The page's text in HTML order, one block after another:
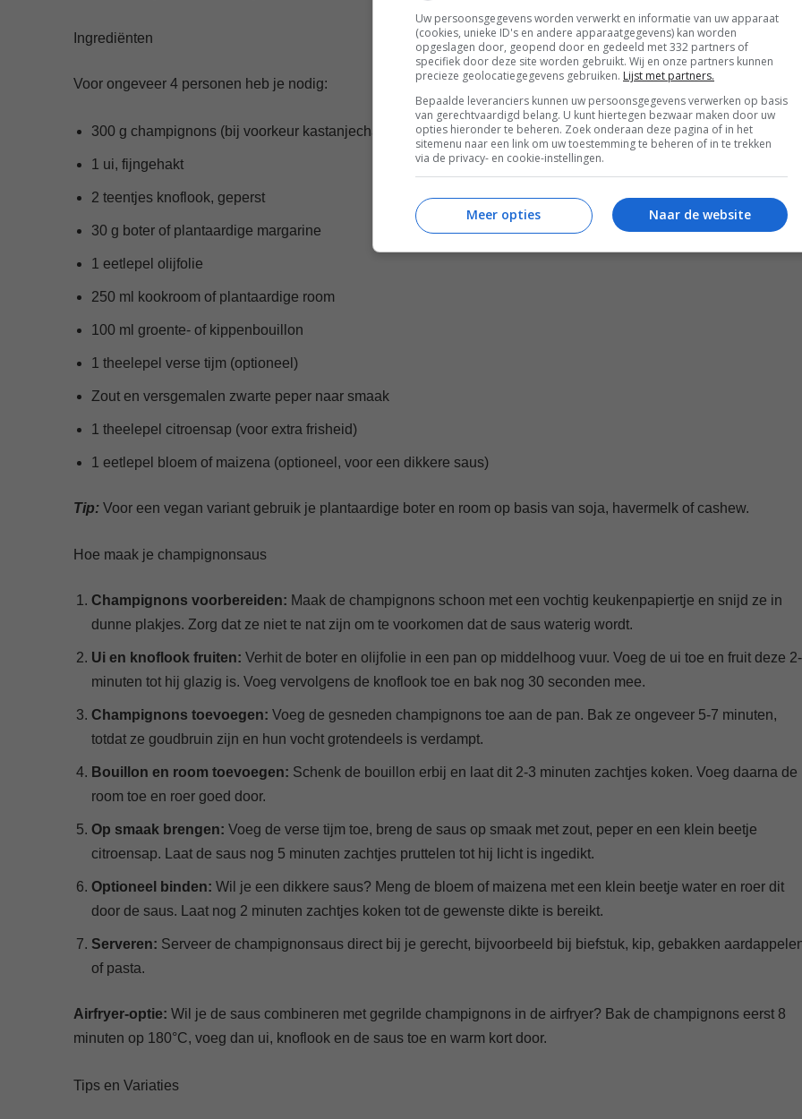
Ingrediënten
Voor ongeveer 4 personen heb je nodig:
300 g champignons (bij voorkeur kastanjechampignons voor extra smaak)
1 ui, fijngehakt
2 teentjes knoflook, geperst
30 g boter of plantaardige margarine
1 eetlepel olijfolie
250 ml kookroom of plantaardige room
100 ml groente- of kippenbouillon
1 theelepel verse tijm (optioneel)
Zout en versgemalen zwarte peper naar smaak
1 theelepel citroensap (voor extra frisheid)
1 eetlepel bloem of maizena (optioneel, voor een dikkere saus)
Tip: Voor een vegan variant gebruik je plantaardige boter en room op basis van soja, havermelk of cashew.
Hoe maak je champignonsaus
Champignons voorbereiden: Maak de champignons schoon met een vochtig keukenpapiertje en snijd ze in
dunne plakjes. Zorg dat ze niet te nat zijn om te voorkomen dat de saus waterig wordt.
Ui en knoflook fruiten: Verhit de boter en olijfolie in een pan op middelhoog vuur. Voeg de ui toe en fruit deze
minuten tot hij glazig is. Voeg vervolgens de knoflook toe en bak nog 30 seconden mee.
Champignons toevoegen: Voeg de gesneden champignons toe aan de pan. Bak ze ongeveer 5-7 minuten,
totdat ze goudbruin zijn en hun vocht grotendeels is verdampt.
Bouillon en room toevoegen: Schenk de bouillon erbij en laat dit 2-3 minuten zachtjes koken. Voeg daarna de
room toe en roer goed door.
Op smaak brengen: Voeg de verse tijm toe, breng de saus op smaak met zout, peper en een klein beetje
citroensap. Laat de saus nog 5 minuten zachtjes pruttelen tot hij licht is ingedikt.
Optioneel binden: Wil je een dikkere saus? Meng de bloem of maizena met een klein beetje water en roer dit
door de saus. Laat nog 2 minuten zachtjes koken tot de gewenste dikte is bereikt.
Serveren: Serveer de champignonsaus direct bij je gerecht, bijvoorbeeld bij biefstuk, kip, gebakken
of pasta.
Airfryer-optie: Wil je de saus combineren met gegrilde champignons in de airfryer? Bak de champignons eerst 8
minuten op 180°C, voeg dan ui, knoflook en de saus toe en warm kort door.
Tips en Variaties
Uw persoonsgegevens worden verwerkt en informatie van uw apparaat
(cookies, unieke ID's en andere apparaatgegevens) kan worden
opgeslagen door, geopend door en gedeeld met 332 partners of
specifiek door deze site worden gebruikt. Wij en onze partners kunnen
precieze geolocatiegegevens gebruiken. Lijst met partners.
Bepaalde leveranciers kunnen uw persoonsgegevens verwerken op basis
van gerechtvaardigd belang. U kunt hiertegen bezwaar maken door uw
opties hieronder te beheren. Zoek onderaan deze pagina of in het
sitemenu naar een link om uw toestemming te beheren of in te trekken
via de privacy- en cookie-instellingen.
Naar de website
Meer opties